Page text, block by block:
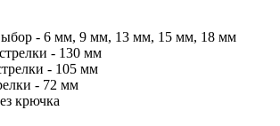
- 6 мм, 9 мм, 13 мм, 15 мм, 18 мм
- 130 мм
- 105 мм
- 72 мм
крючка